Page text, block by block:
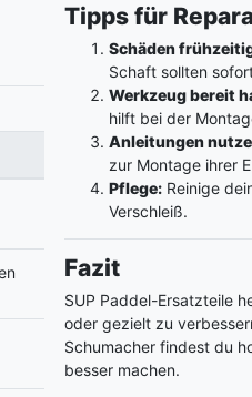
Tipps für
Schäden
Schaft sollten
Werkzeug bereit
hilft bei der
Anleitungen
zur Montage ihrer
Pflege:Reinige
Verschleiß.
Fazit
SUP Paddel-Ersatzteile
oder gezielt zu
Schumacher findest du
besser machen.